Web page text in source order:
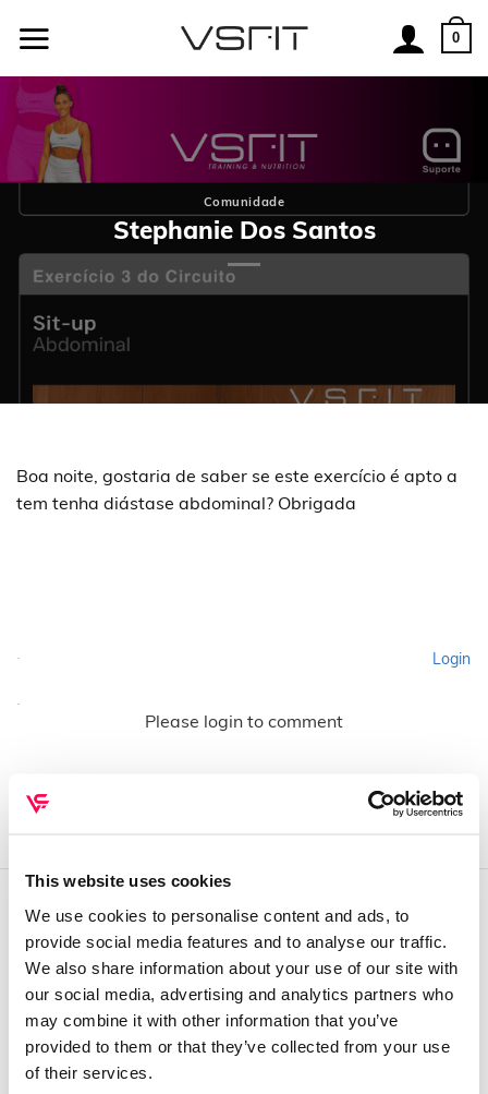
This website uses cookies
We use cookies to personalise content and ads, to
provide social media features and to analyse our traffic.
We also share information about your use of our site with
our social media, advertising and analytics partners who
may combine it with other information that you’ve
provided to them or that they’ve collected from your use
of their services.
0
Comunidade
Stephanie Dos Santos
Boa noite, gostaria de saber se este exercício é apto a
tem tenha diástase abdominal? Obrigada
Login
Please login to comment
QUEM SOMOS
Sobre mim
Conta cliente
Recuperar Password